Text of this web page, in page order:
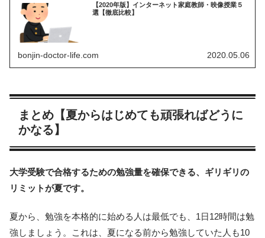
【2020年版】インターネット家庭教師・映像授業５
選【徹底比較】
bonjin-doctor-life.com 2020.05.06
まとめ【夏からはじめても頑張ればどうに
かなる】
大学受験で合格するための勉強量を確保できる、ギリギリの
リミットが夏です。
夏から、勉強を本格的に始める人は最低でも、1日12時間は勉
強しましょう。これは、夏になる前から勉強していた人も10